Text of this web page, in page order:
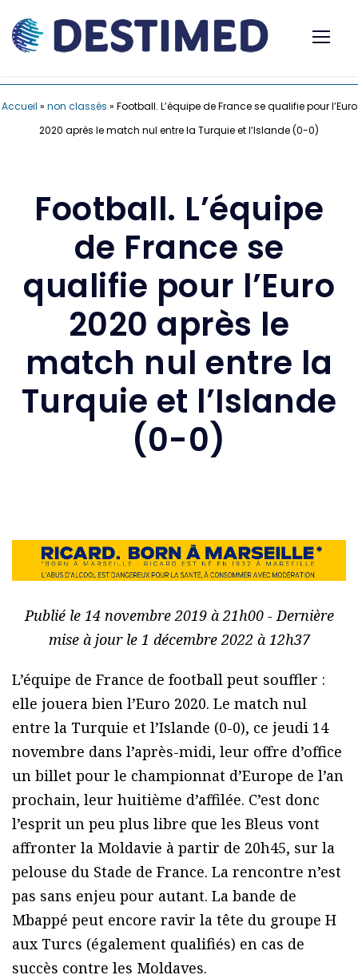
Accueil » non classés » Football. L’équipe de France se qualifie pour l’Euro
2020 après le match nul entre la Turquie et l’Islande (0-0)
Football. L’équipe
de France se
qualifie pour l’Euro
2020 après le
match nul entre la
Turquie et l’Islande
(0-0)
Publié le 14 novembre 2019 à 21h00 - Dernière
mise à jour le 1 décembre 2022 à 12h37
L’équipe de France de football peut souffler :
elle jouera bien l’Euro 2020. Le match nul
entre la Turquie et l’Islande (0-0), ce jeudi 14
novembre dans l’après-midi, leur offre d’office
un billet pour le championnat d’Europe de l’an
prochain, leur huitième d’affilée. C’est donc
l’esprit un peu plus libre que les Bleus vont
affronter la Moldavie à partir de 20h45, sur la
pelouse du Stade de France. La rencontre n’est
pas sans enjeu pour autant. La bande de
Mbappé peut encore ravir la tête du groupe H
aux Turcs (également qualifiés) en cas de
succès contre les Moldaves.